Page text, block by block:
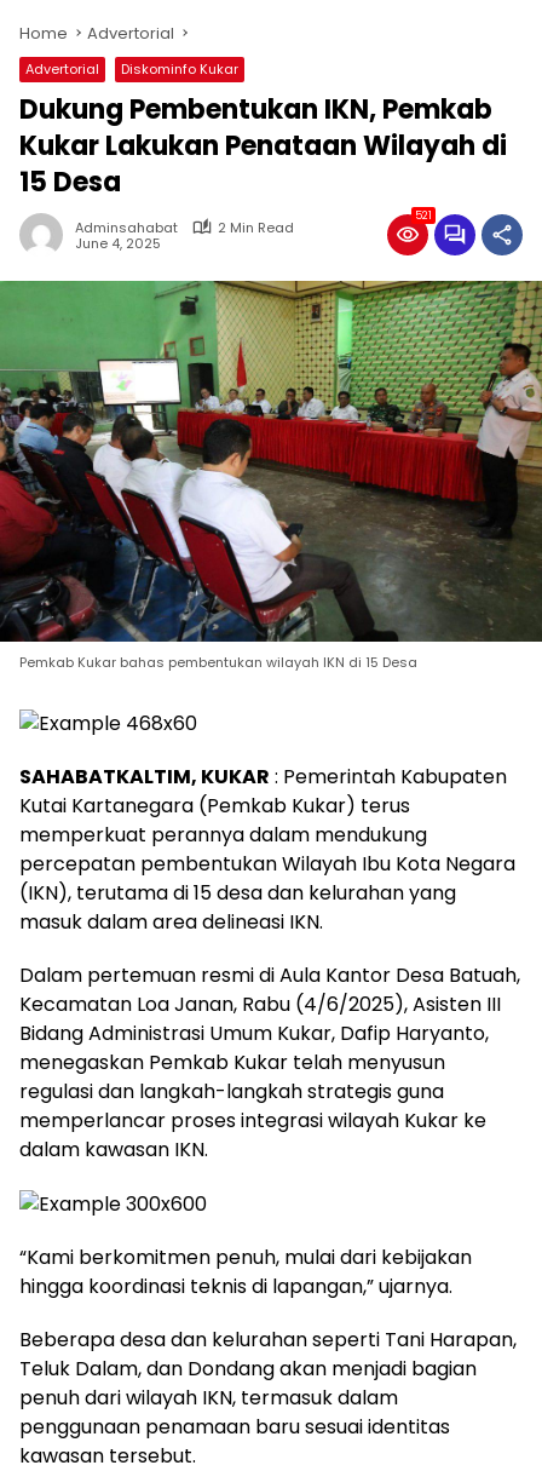
Home Advertorial
Advertorial Diskominfo Kukar
Dukung Pembentukan IKN, Pemkab
Kukar Lakukan Penataan Wilayah di
15 Desa
Adminsahabat
2 Min Read
June 4, 2025
521
Pemkab Kukar bahas pembentukan wilayah IKN di 15 Desa
SAHABATKALTIM, KUKAR : Pemerintah Kabupaten
Kutai Kartanegara (Pemkab Kukar) terus
memperkuat perannya dalam mendukung
percepatan pembentukan Wilayah Ibu Kota Negara
(IKN), terutama di 15 desa dan kelurahan yang
masuk dalam area delineasi IKN.
Dalam pertemuan resmi di Aula Kantor Desa Batuah,
Kecamatan Loa Janan, Rabu (4/6/2025), Asisten III
Bidang Administrasi Umum Kukar, Dafip Haryanto,
menegaskan Pemkab Kukar telah menyusun
regulasi dan langkah-langkah strategis guna
memperlancar proses integrasi wilayah Kukar ke
dalam kawasan IKN.
“Kami berkomitmen penuh, mulai dari kebijakan
hingga koordinasi teknis di lapangan,” ujarnya.
Beberapa desa dan kelurahan seperti Tani Harapan,
Teluk Dalam, dan Dondang akan menjadi bagian
penuh dari wilayah IKN, termasuk dalam
penggunaan penamaan baru sesuai identitas
kawasan tersebut.